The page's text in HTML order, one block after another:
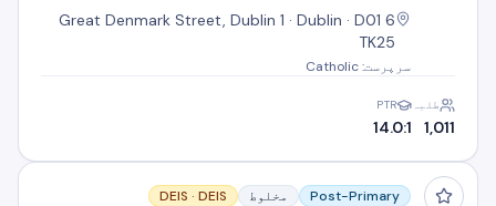
6 Great Denmark Street, Dublin 1 · Dublin · D01
TK25
سرپرست: Catholic
طلبہ
1,011
PTR
14.0:1
Larkin Community College
Post-Primary مخلوط DEIS · DEIS